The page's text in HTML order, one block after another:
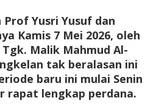
Yusri Yusuf dan
Kamis 7 Mei 2026, oleh
Malik Mahmud Al-
tak beralasan ini
baru ini mulai Senin
rapat lengkap perdana.